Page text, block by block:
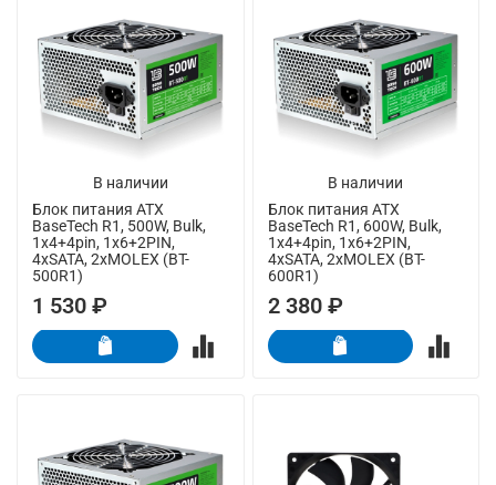
В наличии
Блок питания ATX
BaseTech R1, 500W, Bulk,
1x4+4pin, 1x6+2PIN,
4xSATA, 2xMOLEX (BT-
500R1)
1 530 ₽
В наличии
Блок питания ATX
BaseTech R1, 600W, Bulk,
1x4+4pin, 1x6+2PIN,
4xSATA, 2xMOLEX (BT-
600R1)
2 380 ₽